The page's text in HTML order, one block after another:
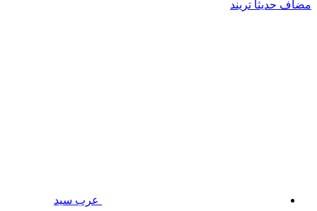
مضاف حديثا تريند
عرب سيد